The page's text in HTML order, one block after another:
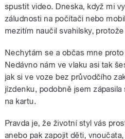
spustit video. Dneska, když mi
záludnosti na počítači nebo
mezitím naučil svahilsky,
Nechytám se a občas mne
Nedávno nám ve vlaku asi tak
jak si ve voze bez průvodčího
jízdenku, podobně jsem
na kartu.
Pravda je, že životní styl vás
anebo pak zapojit děti,